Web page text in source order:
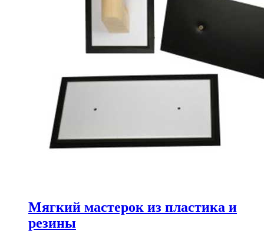
Мягкий мастерок из пластика и
резины